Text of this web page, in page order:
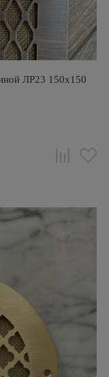
ЛР23 150х150